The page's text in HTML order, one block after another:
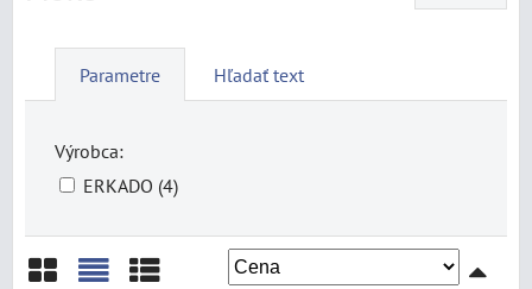
Parametre Hľadať text
Výrobca:
ERKADO (4)